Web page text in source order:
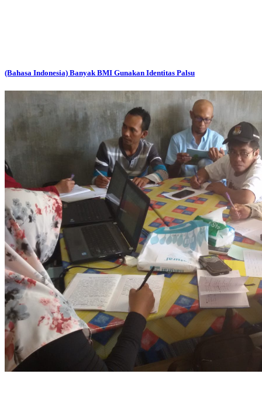
(Bahasa Indonesia) Banyak BMI Gunakan Identitas Palsu